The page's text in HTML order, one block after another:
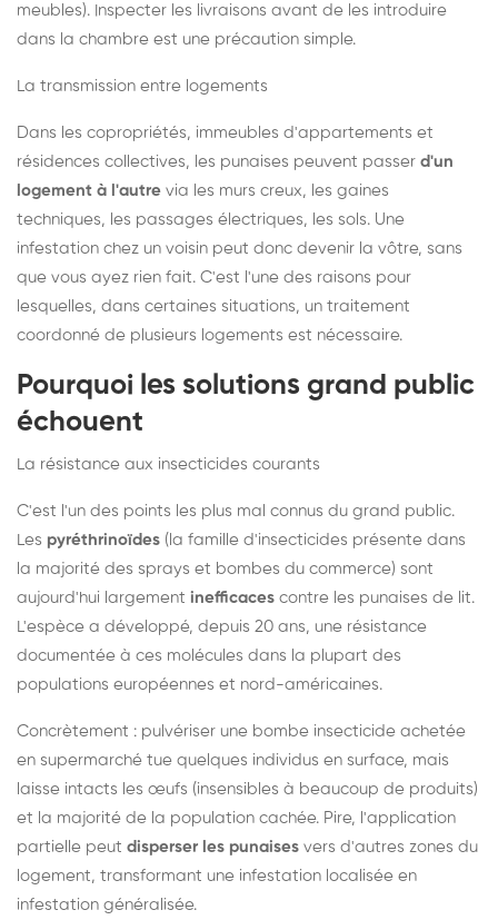
meubles). Inspecter les livraisons avant de les introduire
dans la chambre est une précaution simple.
La transmission entre logements
Dans les copropriétés, immeubles d'appartements et
résidences collectives, les punaises peuvent passer d'un
logement à l'autre via les murs creux, les gaines
techniques, les passages électriques, les sols. Une
infestation chez un voisin peut donc devenir la vôtre, sans
que vous ayez rien fait. C'est l'une des raisons pour
lesquelles, dans certaines situations, un traitement
coordonné de plusieurs logements est nécessaire.
Pourquoi les solutions grand public
échouent
La résistance aux insecticides courants
C'est l'un des points les plus mal connus du grand public.
Les pyréthrinoïdes (la famille d'insecticides présente dans
la majorité des sprays et bombes du commerce) sont
aujourd'hui largement inefficaces contre les punaises de lit.
L'espèce a développé, depuis 20 ans, une résistance
documentée à ces molécules dans la plupart des
populations européennes et nord-américaines.
Concrètement : pulvériser une bombe insecticide achetée
en supermarché tue quelques individus en surface, mais
laisse intacts les œufs (insensibles à beaucoup de produits)
et la majorité de la population cachée. Pire, l'application
partielle peut disperser les punaises vers d'autres zones du
logement, transformant une infestation localisée en
infestation généralisée.